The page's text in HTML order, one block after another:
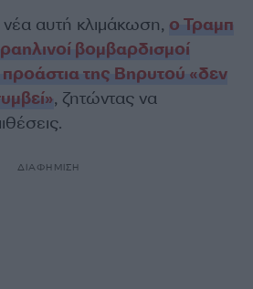
αυτή κλιμάκωση, ο Τραμπ
βομβαρδισμοί
της Βηρυτού «δεν
, ζητώντας να
ΔΙΑΦΗΜΙΣΗ